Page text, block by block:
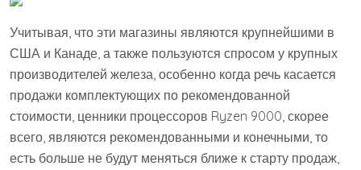
Учитывая, что эти магазины являются крупнейшими в
США и Канаде, а также пользуются спросом у крупных
производителей железа, особенно когда речь касается
продажи комплектующих по рекомендованной
стоимости, ценники процессоров Ryzen 9000, скорее
всего, являются рекомендованными и конечными, то
есть больше не будут меняться ближе к старту продаж,